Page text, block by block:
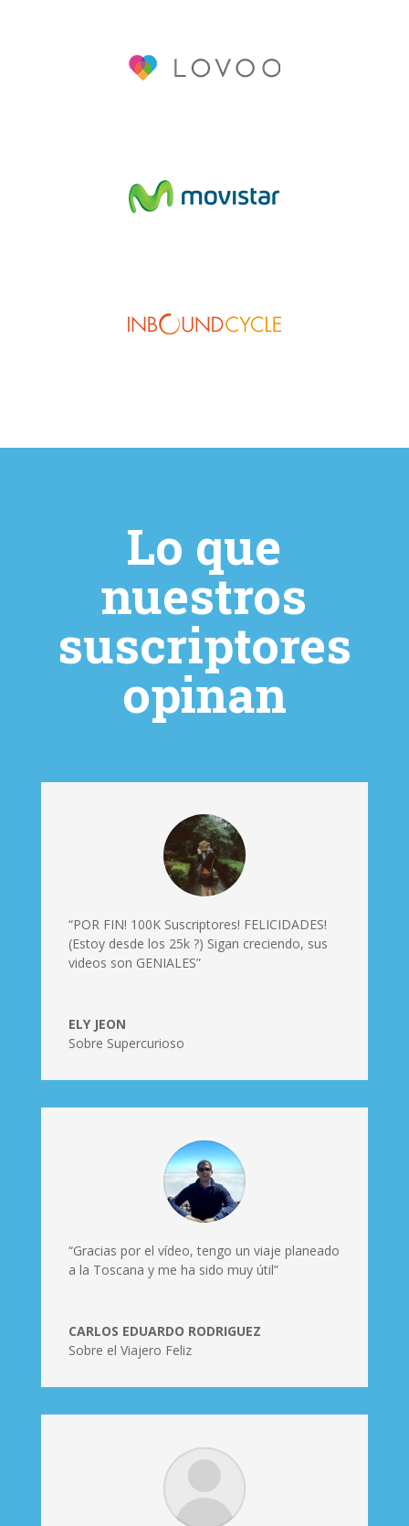
Lo que
nuestros
suscriptores
opinan
“POR FIN! 100K Suscriptores! FELICIDADES!
(Estoy desde los 25k ?) Sigan creciendo, sus
videos son GENIALES”
ELY JEON
Sobre Supercurioso
“Gracias por el vídeo, tengo un viaje planeado
a la Toscana y me ha sido muy útil”
CARLOS EDUARDO RODRIGUEZ
Sobre el Viajero Feliz